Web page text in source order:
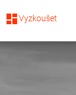
dashboardVyzkoušet